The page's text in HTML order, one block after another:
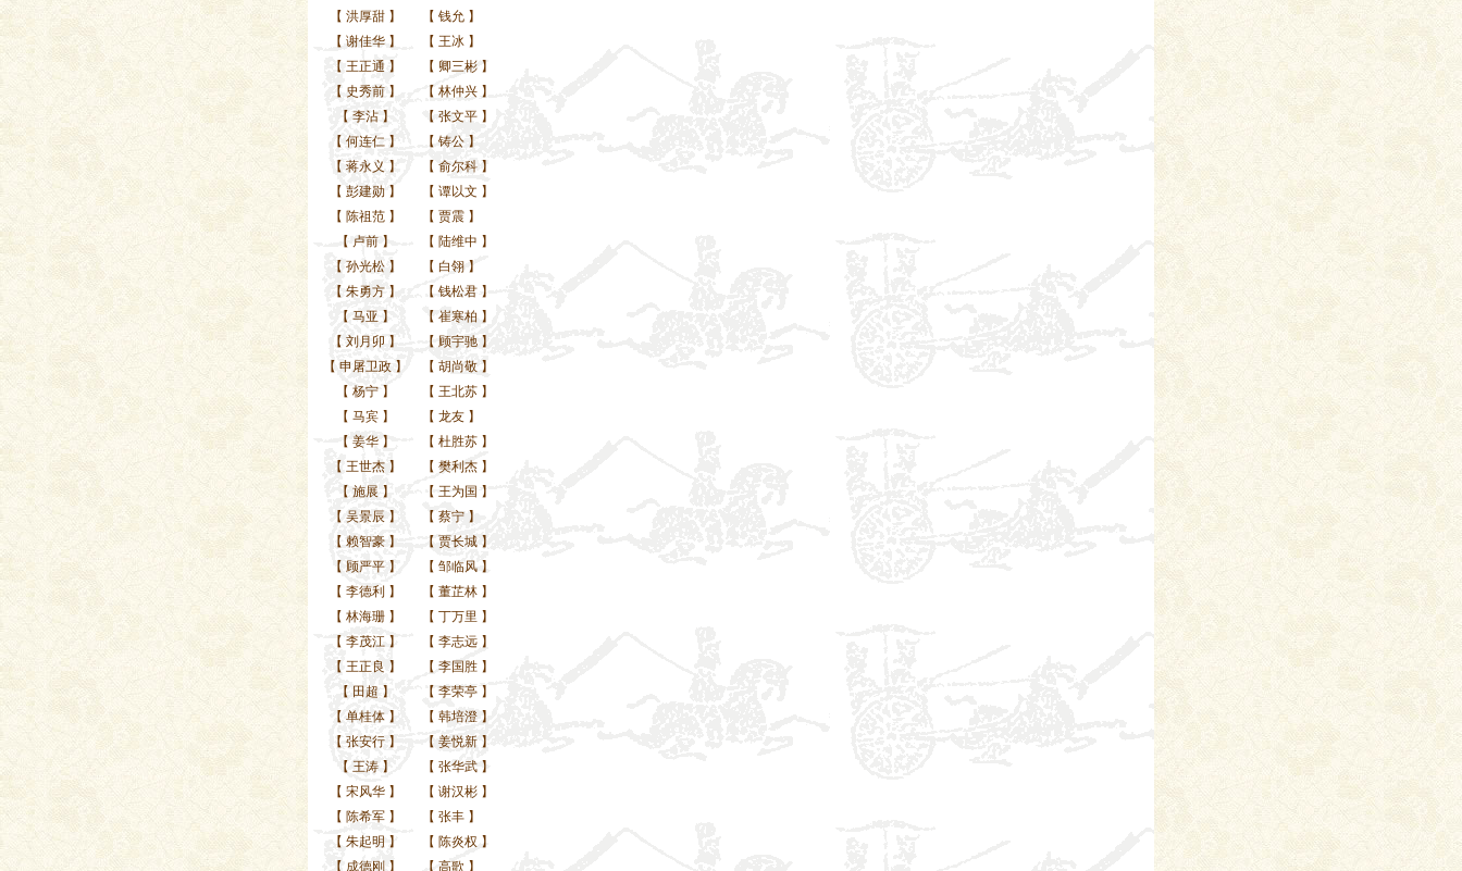
【 洪厚甜】 【 钱允 】
【 谢佳华】 【 王冰 】
【 王正通 】 【 卿三彬 】
【 史秀前】 【 林仲兴 】
【 李沾】 【 张文平 】
【 何连仁】 【 铸公 】
【 蒋永义 】 【 俞尔科 】
【 彭建勋】 【 谭以文 】
【 陈祖范】 【 贾震 】
【 卢前】 【 陆维中 】
【 孙光松】 【 白翎 】
【 朱勇方】 【 钱松君 】
【 马亚 】 【 崔寒柏 】
【 刘月卯 】 【 顾宇驰 】
【 申屠卫政】 【 胡尚敬 】
【 杨宁】 【 王北苏 】
【 马宾】 【 龙友 】
【 姜华】 【 杜胜苏 】
【 王世杰】 【 樊利杰 】
【 施展 】 【 王为国 】
【 吴景辰 】 【 蔡宁 】
【 赖智豪】 【 贾长城 】
【 顾严平】 【 邹临风 】
【 李德利 】 【 董芷林 】
【 林海珊】 【 丁万里 】
【 李茂江】 【 李志远 】
【 王正良 】 【 李国胜 】
【 田超 】 【 李荣亭 】
【 单桂体】 【 韩培澄 】
【 张安行】 【 姜悦新 】
【 王涛】 【 张华武 】
【 宋风华】 【 谢汉彬 】
【 陈希军】 【 张丰 】
【 朱起明 】 【 陈炎权 】
【 成德刚 】 【 高歌 】